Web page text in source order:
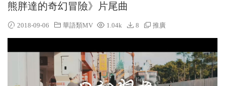
熊胖達的奇幻冒險》片尾曲
2018-09-06 華語類MV 1.04k 8 推廣